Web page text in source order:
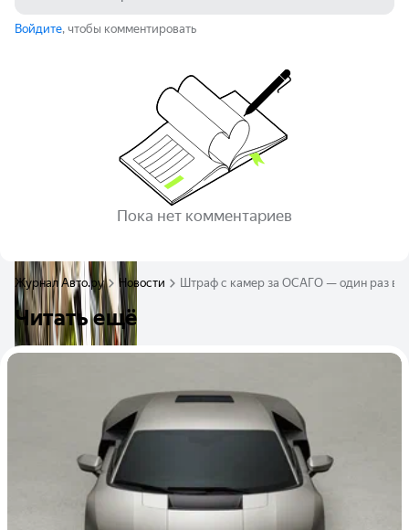
Войдите, чтобы комментировать
Пока нет комментариев
Журнал Авто.ру Новости Штраф с камер за ОСАГО — один раз в
Читать ещё